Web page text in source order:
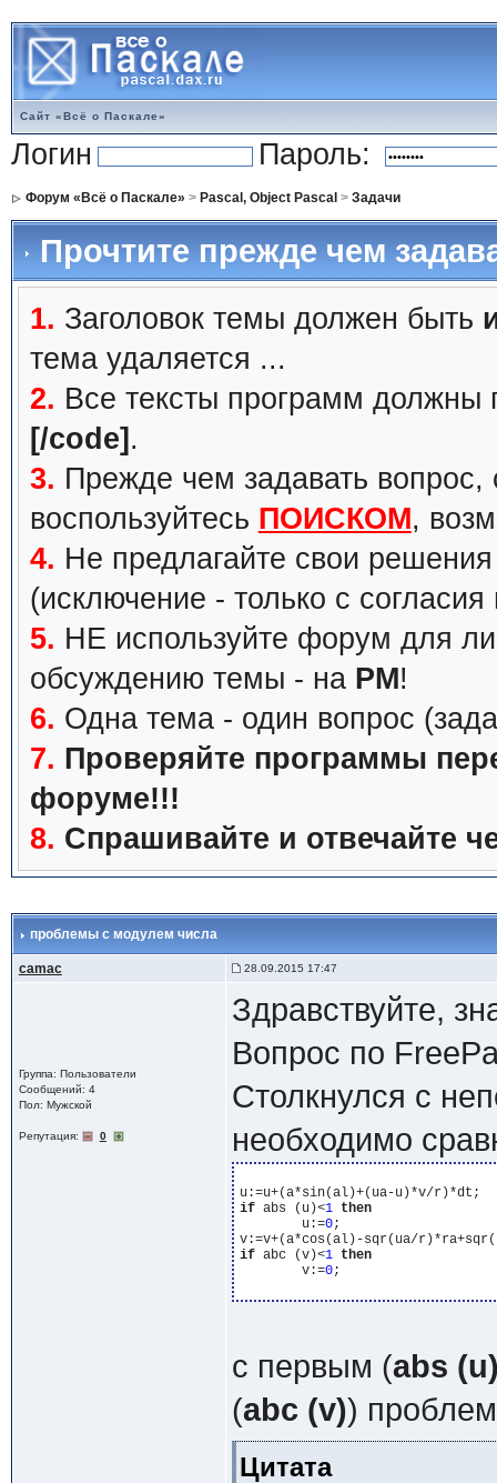
Сайт «Всё о Паскале»
Логин Пароль:
Форум «Всё о Паскале» > Pascal, Object Pascal > Задачи
Прочтите прежде чем
1. Заголовок темы должен быть
тема удаляется ...
2. Все тексты программ должны
[/code] .
3. Прежде чем задавать вопрос,
воспользуйтесь ПОИСКОМ,
4. Не предлагайте свои
(исключение - только с
5. НЕ используйте форум для
обсуждению темы - на PM!
6. Одна тема - один вопрос
7. Проверяйте программы
форуме!!!
8. Спрашивайте и отвечайте
проблемы с модулем числа
camac 28.09.2015 17:47
Группа: Пользователи
Сообщений: 4
Пол: Мужской
Репутация: 0
Здравствуйте,
Вопрос по
Столкнулся с
необходимо
if abs (u)<1 then
	u:=
0;
if abc (v)<1 then
	v:=
0;
с первым (abs
(abc (v))
Цитата